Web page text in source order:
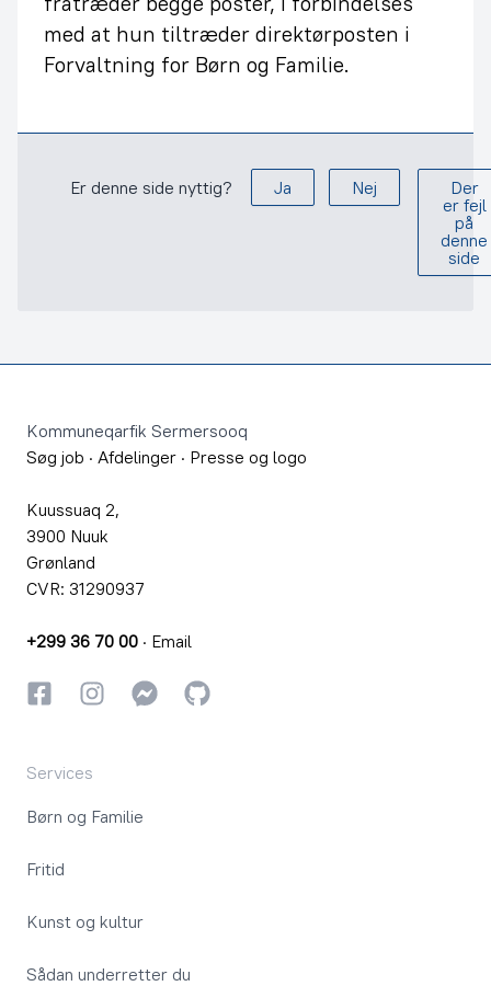
med at hun tiltræder direktørposten i
Forvaltning for Børn og Familie.
Er denne side nyttig? Ja Nej
Der
er fejl
på
denne
side
Kommuneqarfik Sermersooq
Søg job · Afdelinger · Presse og logo
Kuussuaq 2,
3900 Nuuk
Grønland
CVR: 31290937
+299 36 70 00 · Email
FacebookInstagramInstagram
GitHub
Services
Børn og Familie
Fritid
Kunst og kultur
Sådan underretter du